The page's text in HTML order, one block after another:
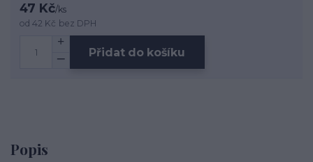
47 Kč/ks
od42 Kč bez DPH
Přidat do košíku
Popis